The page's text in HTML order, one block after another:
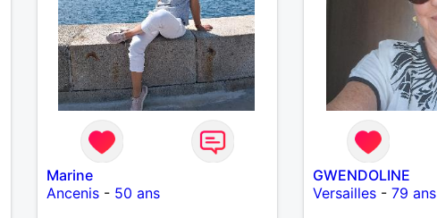
Marine
Ancenis- 50 ans
GWENDOLINE
Versailles -79 ans